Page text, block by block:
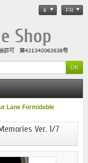
¥ FR
Lane Formidable
Ver. 1/7